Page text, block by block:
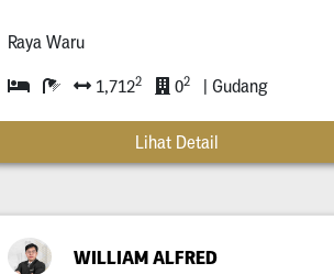
Raya Waru
1,7122 02 | Gudang
Lihat Detail
WILLIAM ALFRED